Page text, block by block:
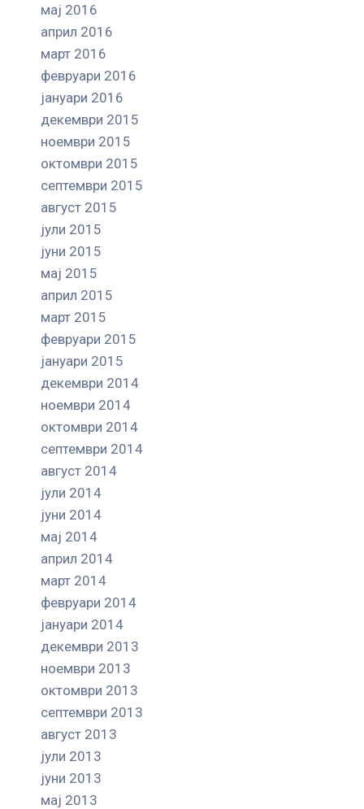
мај 2016
април 2016
март 2016
февруари 2016
јануари 2016
декември 2015
ноември 2015
октомври 2015
септември 2015
август 2015
јули 2015
јуни 2015
мај 2015
април 2015
март 2015
февруари 2015
јануари 2015
декември 2014
ноември 2014
октомври 2014
септември 2014
август 2014
јули 2014
јуни 2014
мај 2014
април 2014
март 2014
февруари 2014
јануари 2014
декември 2013
ноември 2013
октомври 2013
септември 2013
август 2013
јули 2013
јуни 2013
мај 2013